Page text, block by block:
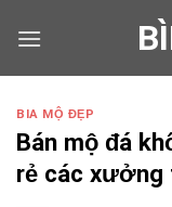
BIA MỘ ĐẸP
Bán mộ đá
rẻ các